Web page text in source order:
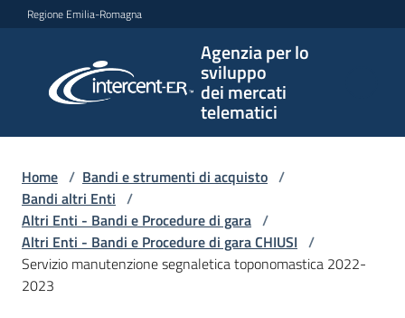
Vai al contenuto
Vai alla navigazione
Vai al footer
Regione Emilia-Romagna
Agenzia per lo
sviluppo
dei mercati
telematici
per lo
sviluppo
telematici
L'Agenzia
Home / Bandi e strumenti di acquisto /
Bandi altri Enti /
Altri Enti - Bandi e Procedure di gara /
Altri Enti - Bandi e Procedure di gara CHIUSI /
Servizio manutenzione segnaletica toponomastica 2022-
2023